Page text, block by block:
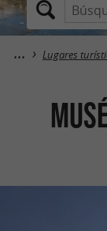
Lugares